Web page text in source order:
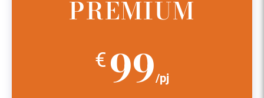
PREMIUM
€ 99/pj